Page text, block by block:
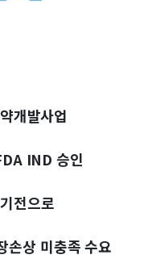
개발사업
IND 승인
전으로
손상 미충족 수요